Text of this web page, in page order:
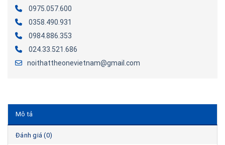
0975.057.600
0358.490.931
0984.886.353
024.33.521.686
noithattheonevietnam@gmail.com
Mô tả
Đánh giá (0)